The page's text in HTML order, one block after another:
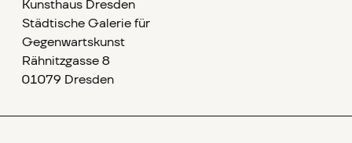
Kunsthaus Dresden
Städtische Galerie für
Gegenwartskunst
Rähnitzgasse 8
01079 Dresden